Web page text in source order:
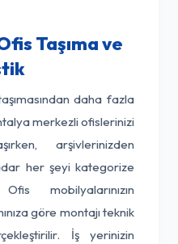
Taşıma ve
daha fazla
merkezli ofislerinizi
arşivlerinizden
her şeyi kategorize
mobilyalarınızın
göre montajı teknik
İş yerinizin